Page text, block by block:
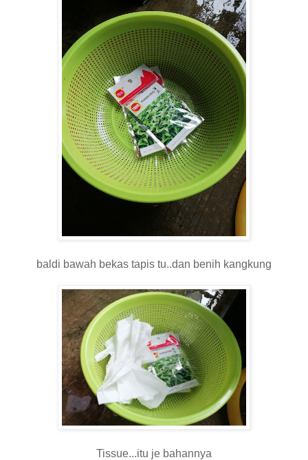
baldi bawah bekas tapis tu..dan benih kangkung
Tissue...itu je bahannya